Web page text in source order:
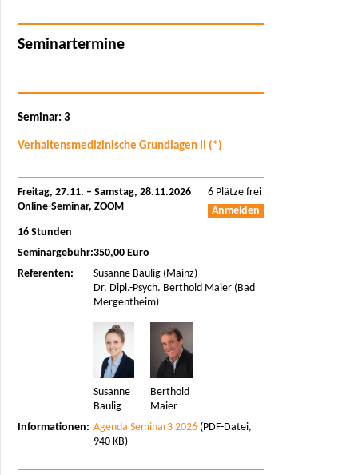
Seminartermine
Seminar: 3
Verhaltensmedizinische Grundlagen II (*)
Freitag, 27.11. – Samstag, 28.11.2026
Online-Seminar, ZOOM
6 Plätze frei
Anmelden
16 Stunden
Seminargebühr:350,00 Euro
Referenten:
Susanne Baulig (Mainz)
Dr. Dipl.-Psych. Berthold Maier (Bad
Mergentheim)
Susanne
Baulig
Berthold
Maier
Informationen: Agenda Seminar3 2026 (PDF-Datei,
940 KB)